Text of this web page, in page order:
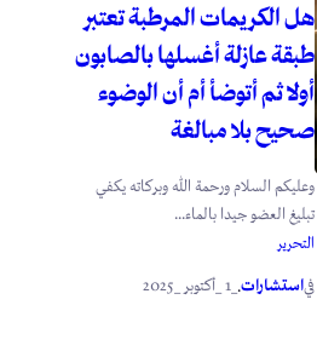
هل الكريمات المرطبة تعتبر
طبقة عازلة أغسلها بالصابون
أولا ثم أتوضأ أم أن الوضوء
صحيح بلا مبالغة
وعليكم السلام ورحمة الله وبركاته يكفي
تبليغ العضو جيدا بالماء...
التحرير
فياستشارات.